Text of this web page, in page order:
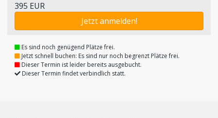
395 EUR
Jetzt anmelden!
Es sind noch genügend Plätze frei.
Jetzt schnell buchen: Es sind nur noch begrenzt Plätze frei.
Dieser Termin ist leider bereits ausgebucht.
Dieser Termin findet verbindlich statt.